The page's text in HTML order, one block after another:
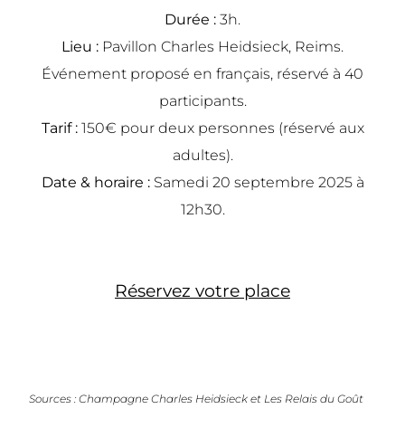
Durée : 3h.
Lieu : Pavillon Charles Heidsieck, Reims.
Événement proposé en français, réservé à 40
participants.
Tarif :150€ pour deux personnes (réservé aux
adultes).
Date & horaire :Samedi 20 septembre 2025 à
12h30.
Réservez votre place
Sources : Champagne Charles Heidsieck et Les Relais du Goût